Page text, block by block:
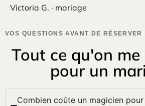
Victoria G. · mariage
VOS QUESTIONS AVANT DE RÉSERVER
Tout ce qu'on me
pour un
Combien coûte un magicien